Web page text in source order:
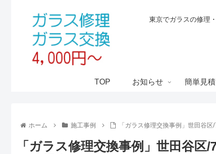
東京でガラスの修理
TOP お知らせ 簡単見積
ホーム 施工事例 「ガラス修理交換事例」世田谷
「ガラス修理交換事例」世田谷区